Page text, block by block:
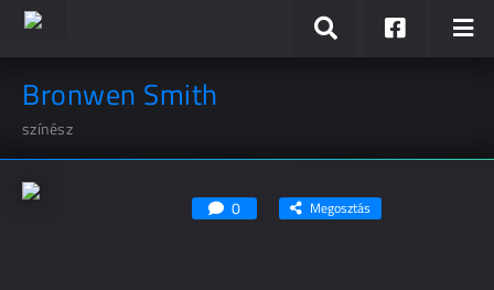
Bronwen Smith
színész
0 Megosztás